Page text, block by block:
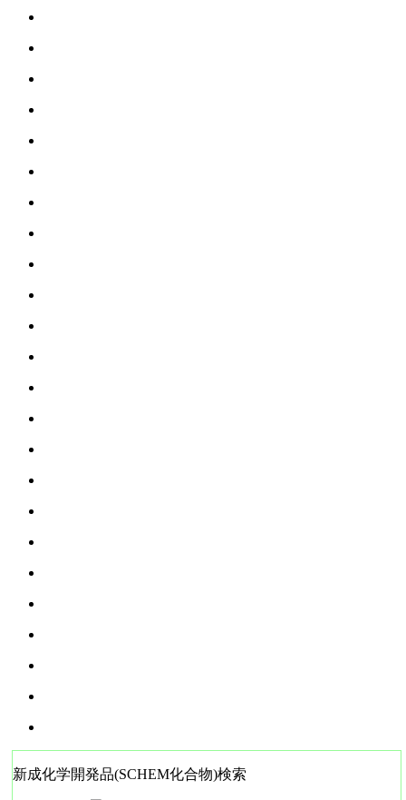
新成化学開発品(SCHEM化合物)検索